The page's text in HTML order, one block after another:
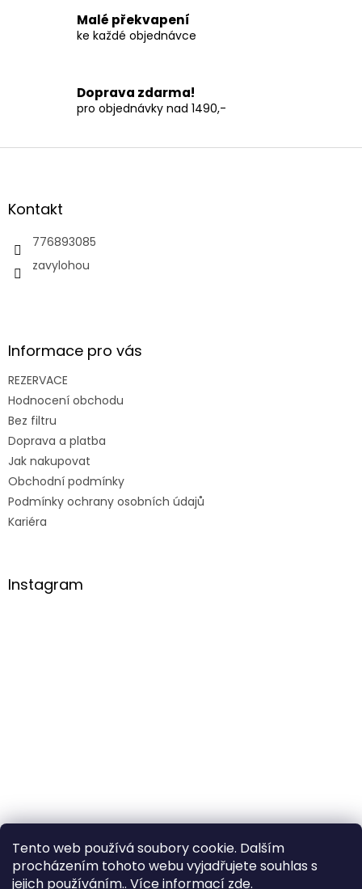
Tento web používá soubory cookie. Dalším
procházením tohoto webu vyjadřujete souhlas s
jejich používáním.. Více informací zde.
p
i
s
Malé překvapení
ke každé objednávce
Doprava zdarma!
pro objednávky nad 1490,-
Z
aKontakt
776893085
zavylohou
Informace pro vás
REZERVACE
Hodnocení obchodu
Bez filtru
Doprava a platba
Jak nakupovat
Obchodní podmínky
Podmínky ochrany osobních údajů
Kariéra
Instagram
Sledovat na Instagramu